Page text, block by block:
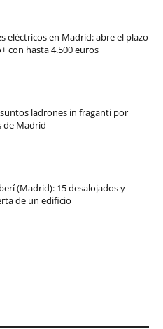
eléctricos en Madrid: abre el plazo
con hasta 4.500 euros
ladrones in fraganti por
de Madrid
(Madrid): 15 desalojados y
de un edificio